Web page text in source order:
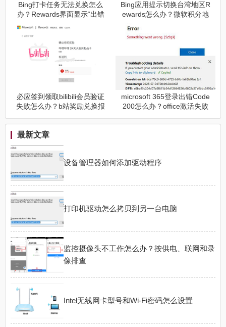
Bing打卡任务无法兑换怎么
办？Rewards界面显示“出错
Bing应用提示切换台湾地区R
ewards怎么办？微软积分地
必应签到领取bilibili会员验证
失败怎么办？b站奖励兑换报
microsoft 365登录出错Code
200怎么办？office激活失败
最新文章
设备管理器如何添加驱动程序
打印机驱动怎么拷贝到另一台电脑
监控摄像头不工作怎么办？按供电、联网和录
像排查
Intel无线网卡型号和Wi-Fi密码怎么设置